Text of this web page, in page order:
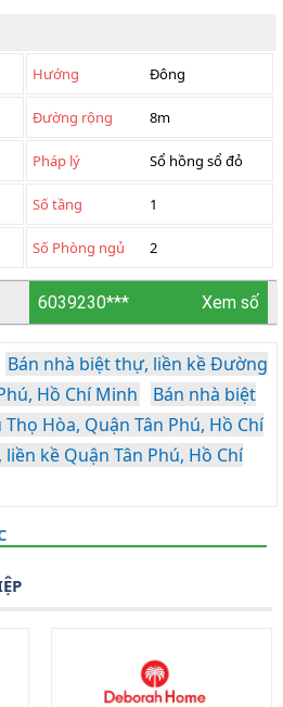
Hướng Đông
Đường rộng 8m
Pháp lý Sổ hồng sổ đỏ
Số tầng 1
Số Phòng ngủ 2
6039230*** Xem số
Bán nhà biệt thự, liền kề Đường
Hồ Chí Minh
Bán nhà biệt
Hòa, Quận Tân Phú, Hồ Chí
kề Quận Tân Phú, Hồ Chí